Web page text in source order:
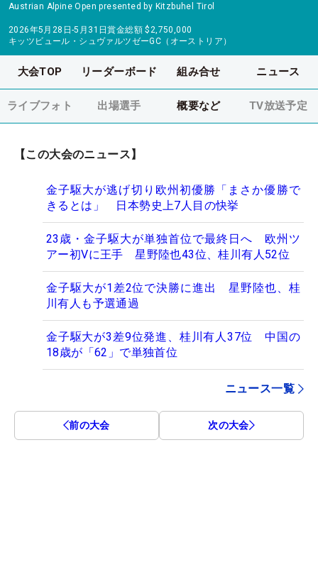
Austrian Alpine Open presented by Kitzbuhel Tirol
2026年5月28日-5月31日賞金総額 $2,750,000
キッツビュール・シュヴァルツゼーGC（オーストリア）
大会TOP リーダーボード 組み合せ ニュース
ライブフォト 出場選手 概要など TV放送予定
【この大会のニュース】
金子駆大が逃げ切り欧州初優勝「まさか優勝で
きるとは」 日本勢史上7人目の快挙
23歳・金子駆大が単独首位で最終日へ 欧州ツ
アー初Vに王手 星野陸也43位、桂川有人52位
金子駆大が1差2位で決勝に進出 星野陸也、桂
川有人も予選通過
金子駆大が3差9位発進、桂川有人37位 中国の
18歳が「62」で単独首位
ニュース一覧
前の大会 次の大会